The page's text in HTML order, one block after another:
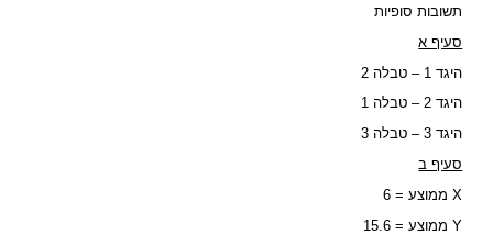
תשובות סופיות
סעיף א
היגד 1 – טבלה 2
היגד 2 – טבלה 1
היגד 3 – טבלה 3
סעיף ב
X ממוצע = 6
Y ממוצע = 15.6